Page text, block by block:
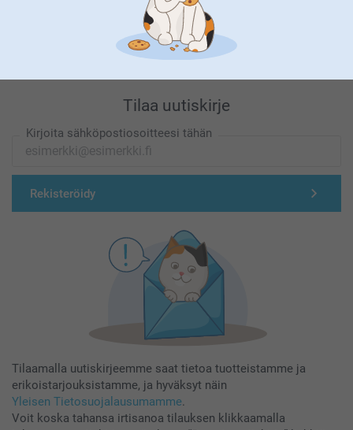
Olemme täällä sinun vuoksesi
Tilaa uutiskirje
Kirjoita sähköpostiosoitteesi tähän
Rekisteröidy
Tilaamalla uutiskirjeemme saat tietoa tuotteistamme ja
erikoistarjouksistamme, ja hyväksyt näin
Yleisen Tietosuojalausumamme.
Voit koska tahansa irtisanoa tilauksen klikkaamalla